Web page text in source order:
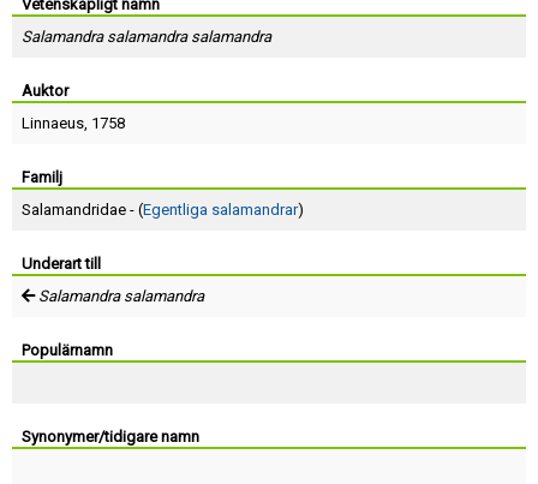
Vetenskapligt namn
Salamandra salamandra salamandra
Auktor
Linnaeus, 1758
Familj
Salamandridae - (Egentliga salamandrar)
Underart till
Salamandra salamandra
Populärnamn
Synonymer/tidigare namn